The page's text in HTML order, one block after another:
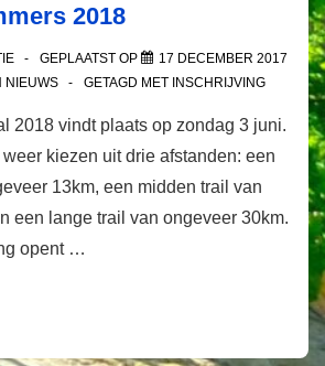
2018
GEPLAATST OP
17 DECEMBER 2017
NIEUWS GETAGD MET INSCHRIJVING
2018 vindt plaats op zondag 3 juni.
kiezen uit drie afstanden: een
13km, een midden trail van
een lange trail van ongeveer 30km.
opent …